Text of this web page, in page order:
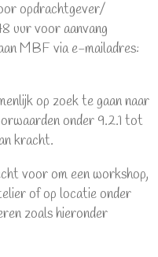
opdrachtgever/
uur voor aanvang
MBF via e-mailadres:
op zoek te gaan naar
onder 9.2.1 tot
kracht.
voor om een workshop,
of op locatie onder
zoals hieronder